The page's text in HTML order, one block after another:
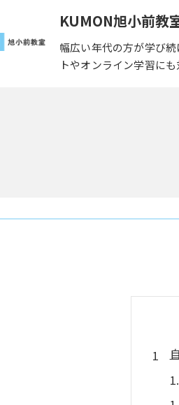
KUMON旭小前教
幅広い年代の方が学び
トやオンライン学習に